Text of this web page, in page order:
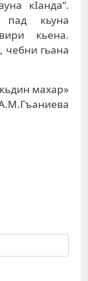
кIaндa”.
пaд кьунa
кьeнa.
чeбни гьaнa
махар»